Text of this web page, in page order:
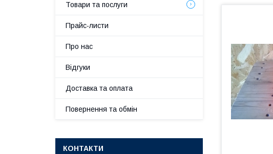
Товари та послуги
Прайс-листи
Про нас
Відгуки
Доставка та оплата
Повернення та обмін
КОНТАКТИ